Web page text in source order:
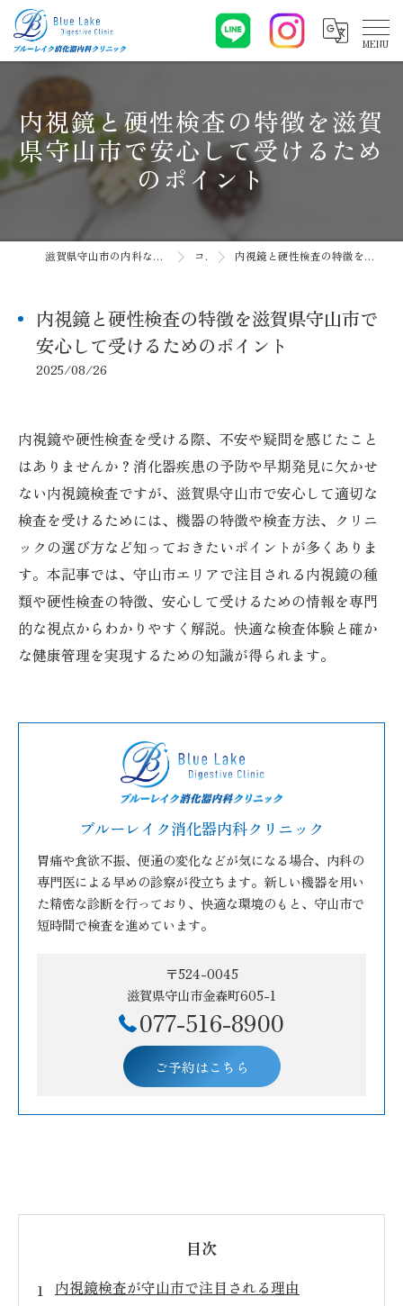
内視鏡と硬性検査の特徴を滋賀
県守山市で安心して受けるため
のポイント
滋賀県守山市の内科ならブルーレイク消化器内科クリニック コラム 内視鏡と硬性検査の特徴を滋賀県守山市で安心して受けるためのポイント
内視鏡と硬性検査の特徴を滋賀県守山市で
安心して受けるためのポイント
2025/08/26
内視鏡や硬性検査を受ける際、不安や疑問を感じたこと
はありませんか？消化器疾患の予防や早期発見に欠かせ
ない内視鏡検査ですが、滋賀県守山市で安心して適切な
検査を受けるためには、機器の特徴や検査方法、クリニ
ックの選び方など知っておきたいポイントが多くありま
す。本記事では、守山市エリアで注目される内視鏡の種
類や硬性検査の特徴、安心して受けるための情報を専門
的な視点からわかりやすく解説。快適な検査体験と確か
な健康管理を実現するための知識が得られます。
ブルーレイク消化器内科クリニック
胃痛や食欲不振、便通の変化などが気になる場合、内科の
専門医による早めの診察が役立ちます。新しい機器を用い
た精密な診断を行っており、快適な環境のもと、守山市で
短時間で検査を進めています。
〒524-0045
滋賀県守山市金森町605-1
077-516-8900
ご予約はこちら
目次
内視鏡検査が守山市で注目される理由